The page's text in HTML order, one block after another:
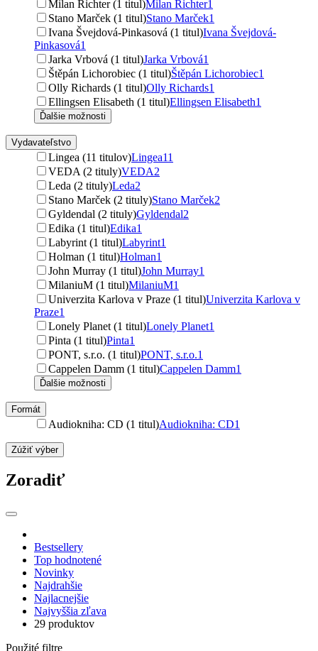
Milan Richter (1 titul)Milan Richter1
Stano Marček (1 titul)Stano Marček1
Ivana Švejdová-Pinkasová (1 titul)Ivana Švejdová-
Pinkasová1
Jarka Vrbová (1 titul)Jarka Vrbová1
Štěpán Lichorobiec (1 titul)Štěpán Lichorobiec1
Olly Richards (1 titul)Olly Richards1
Ellingsen Elisabeth (1 titul)Ellingsen Elisabeth1
Ďalšie možnosti
Vydavateľstvo
Lingea (11 titulov)Lingea11
VEDA (2 tituly)VEDA2
Leda (2 tituly)Leda2
Stano Marček (2 tituly)Stano Marček2
Gyldendal (2 tituly)Gyldendal2
Edika (1 titul)Edika1
Labyrint (1 titul)Labyrint1
Holman (1 titul)Holman1
John Murray (1 titul)John Murray1
MilaniuM (1 titul)MilaniuM1
Univerzita Karlova v Praze (1 titul)Univerzita Karlova v
Praze1
Lonely Planet (1 titul)Lonely Planet1
Pinta (1 titul)Pinta1
PONT, s.r.o. (1 titul)PONT, s.r.o.1
Cappelen Damm (1 titul)Cappelen Damm1
Ďalšie možnosti
Formát
Audiokniha: CD (1 titul)Audiokniha: CD1
Zúžiť výber
Zoradiť
Bestsellery
Top hodnotené
Novinky
Najdrahšie
Najlacnejšie
Najvyššia zľava
29 produktov
Použité filtre